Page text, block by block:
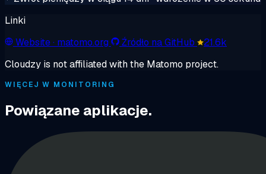
Linki
Website· matomo.org Źródło na GitHub
21.6k
Cloudzy is not affiliated with the Matomo project.
WIĘCEJ W MONITORING
Powiązane aplikacje.